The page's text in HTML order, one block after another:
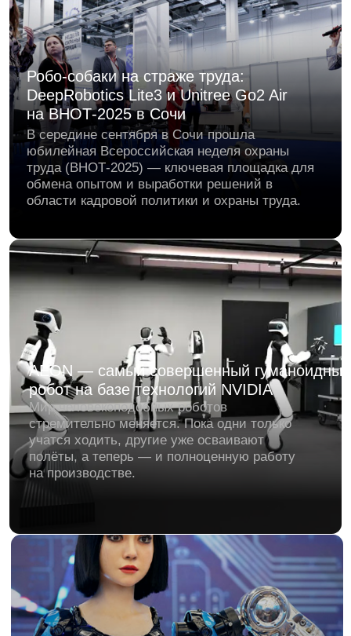
AEON — самый совершенный гуманоидный
робот на базе технологий NVIDIA
Мир человекоподобных роботов
стремительно меняется. Пока одни только
учатся ходить, другие уже осваивают
полёты, а теперь — и полноценную работу
на производстве.
нейросетевую модель, которая сделает
роботов аж на 74% умнее
Пекинская академия искусственного
интеллекта (BAAI) обновила свою
открытая нейросеть, которая помогает
роботам ориентироваться в пространстве
и планировать действия.
FigureAI эффектно ответили скептикам:
гуманоидный робот Figure 2.0 успешно
сортирует пакеты на заводе BMW
области гуманоидных роботов,
представила новое впечатляющее видео
работы своего робота Figure 2.